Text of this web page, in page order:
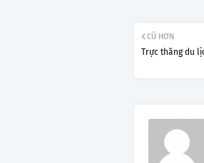
CŨ HƠN
Trực thăng du